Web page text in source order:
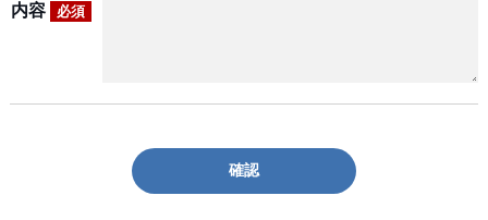
内容 必須
確認